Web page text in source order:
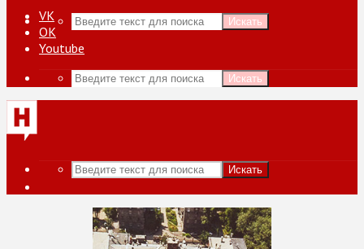
Искать
VK
ОК
Youtube
Искать
Искать